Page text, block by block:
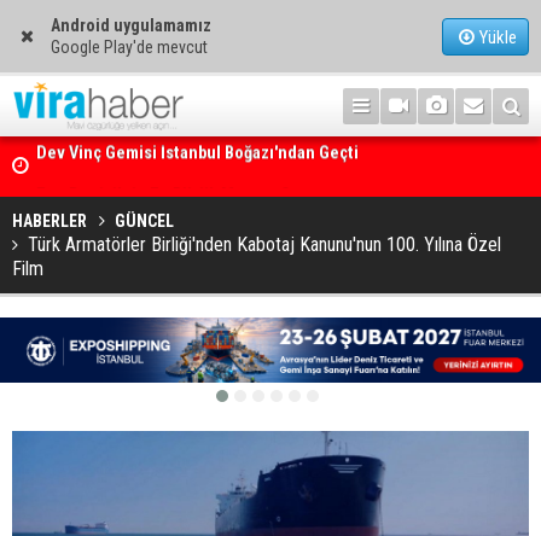
Android uygulamamız
Google Play'de mevcut
Yükle
Ege Denizi’nin En Büyük Mercan Ormanı
HABERLER GÜNCEL
Türk Armatörler Birliği'nden Kabotaj Kanunu'nun 100. Yılına Özel
Film